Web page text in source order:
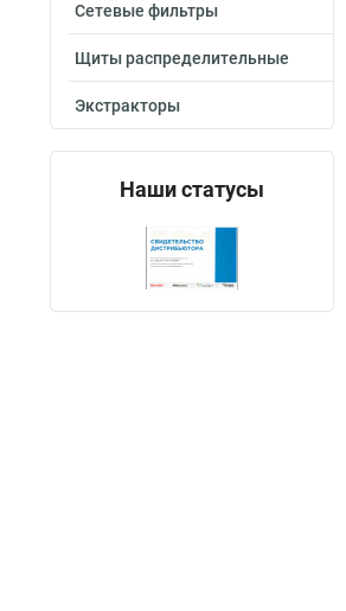
Сетевые фильтры
Щиты распределительные
Экстракторы
Наши статусы